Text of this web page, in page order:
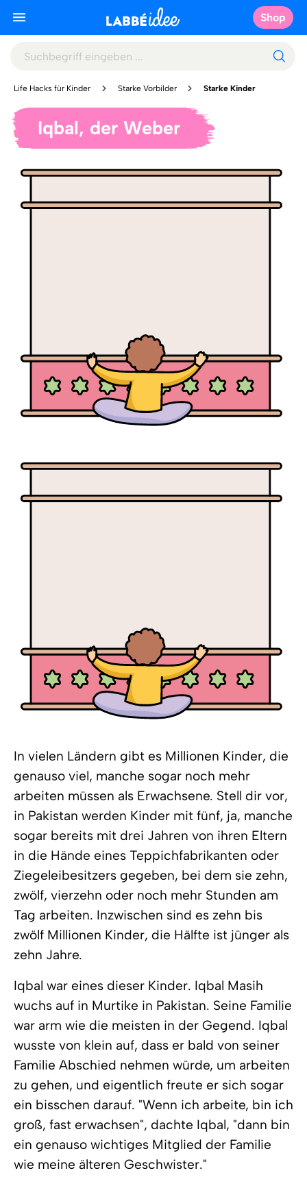
Shop
Life Hacks für Kinder Starke Vorbilder Starke Kinder
Iqbal, der Weber
In vielen Ländern gibt es Millionen Kinder, die
genauso viel, manche sogar noch mehr
arbeiten müssen als Erwachsene. Stell dir vor,
in Pakistan werden Kinder mit fünf, ja, manche
sogar bereits mit drei Jahren von ihren Eltern
in die Hände eines Teppichfabrikanten oder
Ziegeleibesitzers gegeben, bei dem sie zehn,
zwölf, vierzehn oder noch mehr Stunden am
Tag arbeiten. Inzwischen sind es zehn bis
zwölf Millionen Kinder, die Hälfte ist jünger als
zehn Jahre.
Iqbal war eines dieser Kinder. Iqbal Masih
wuchs auf in Murtike in Pakistan. Seine Familie
war arm wie die meisten in der Gegend. Iqbal
wusste von klein auf, dass er bald von seiner
Familie Abschied nehmen würde, um arbeiten
zu gehen, und eigentlich freute er sich sogar
ein bisschen darauf. "Wenn ich arbeite, bin ich
groß, fast erwachsen", dachte Iqbal, "dann bin
ein genauso wichtiges Mitglied der Familie
wie meine älteren Geschwister."